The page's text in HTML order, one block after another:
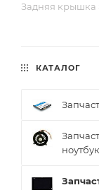
Задняя крышка
КАТАЛОГ